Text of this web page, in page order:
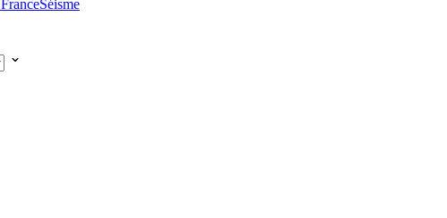
FranceSéisme